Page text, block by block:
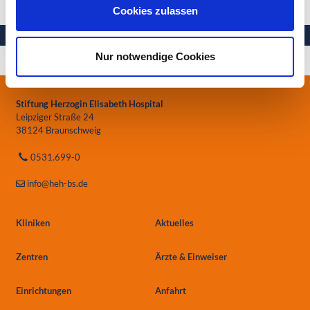
Cookies zulassen
Nur notwendige Cookies
Ihre Gesundheit in besten Händen
Stiftung Herzogin Elisabeth Hospital
Leipziger Straße 24
38124 Braunschweig
0531.699-0
info@heh-bs.de
Kliniken Aktuelles
Zentren Ärzte & Einweiser
Einrichtungen Anfahrt